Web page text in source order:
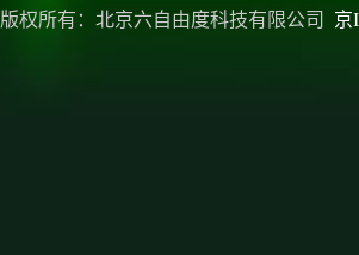
版权所有：北京六自由度科技有限公司 京